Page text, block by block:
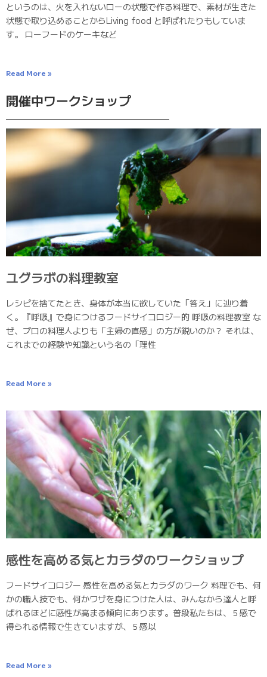
というのは、火を入れないローの状態で作る料理で、素材が生きた
状態で取り込めることからLiving food と呼ばれたりもしていま
す。 ローフードのケーキなど
Read More »
開催中ワークショップ
ユグラボの料理教室
レシピを捨てたとき、身体が本当に欲していた「答え」に辿り着
く。『呼吸』で身につけるフードサイコロジー的 呼吸の料理教室 な
ぜ、プロの料理人よりも「主婦の直感」の方が鋭いのか？ それは、
これまでの経験や知識という名の「理性
Read More »
感性を高める気とカラダのワークショップ
フードサイコロジー 感性を高める気とカラダのワーク 料理でも、何
かの職人技でも、何かワザを身につけた人は、みんなから達人と呼
ばれるほどに感性が高まる傾向にあります。普段私たちは、５感で
得られる情報で生きていますが、５感以
Read More »